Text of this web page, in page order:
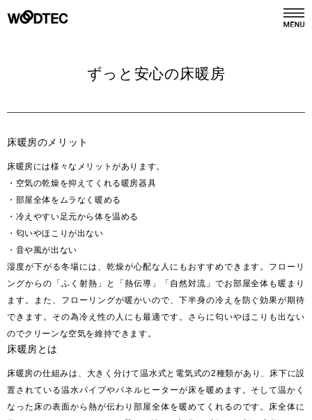
デジタルカタログ カタログ請求
施工事例 GALLERY
リフォーム REFORM
ショールーム SHOWROOM
会社情報 COMPANY INFO
お客様窓口
プロユーザーサイト for Professional
ずっと安心の床暖房
床暖房とは
床暖房の仕組みは、大きく分けて温水式と電気式の2種類があり、床下に設
置されている温水パイプやパネルヒーターが床を暖めます。そして温かく
なった床の表面から熱が伝わり部屋全体を暖めてくれるのです。床全体に
床暖房のメリット
床暖房には様々なメリットがあります。
・空気の乾燥を抑えてくれる暖房器具
・部屋全体をムラなく暖める
・冷えやすい足元から体を温める
・匂いやほこりが出ない
・音や風が出ない
湿度が下がる冬場には、乾燥が心配な人にもおすすめできます。フローリ
ングからの「ふく射熱」と「熱伝導」「自然対流」でお部屋全体も暖まり
ます。また、フローリングが暖かいので、下半身の冷えを防ぐ効果が期待
できます。その為冷え性の人にも最適です。さらに匂いやほこりも出ない
のでクリーンな空気を維持できます。